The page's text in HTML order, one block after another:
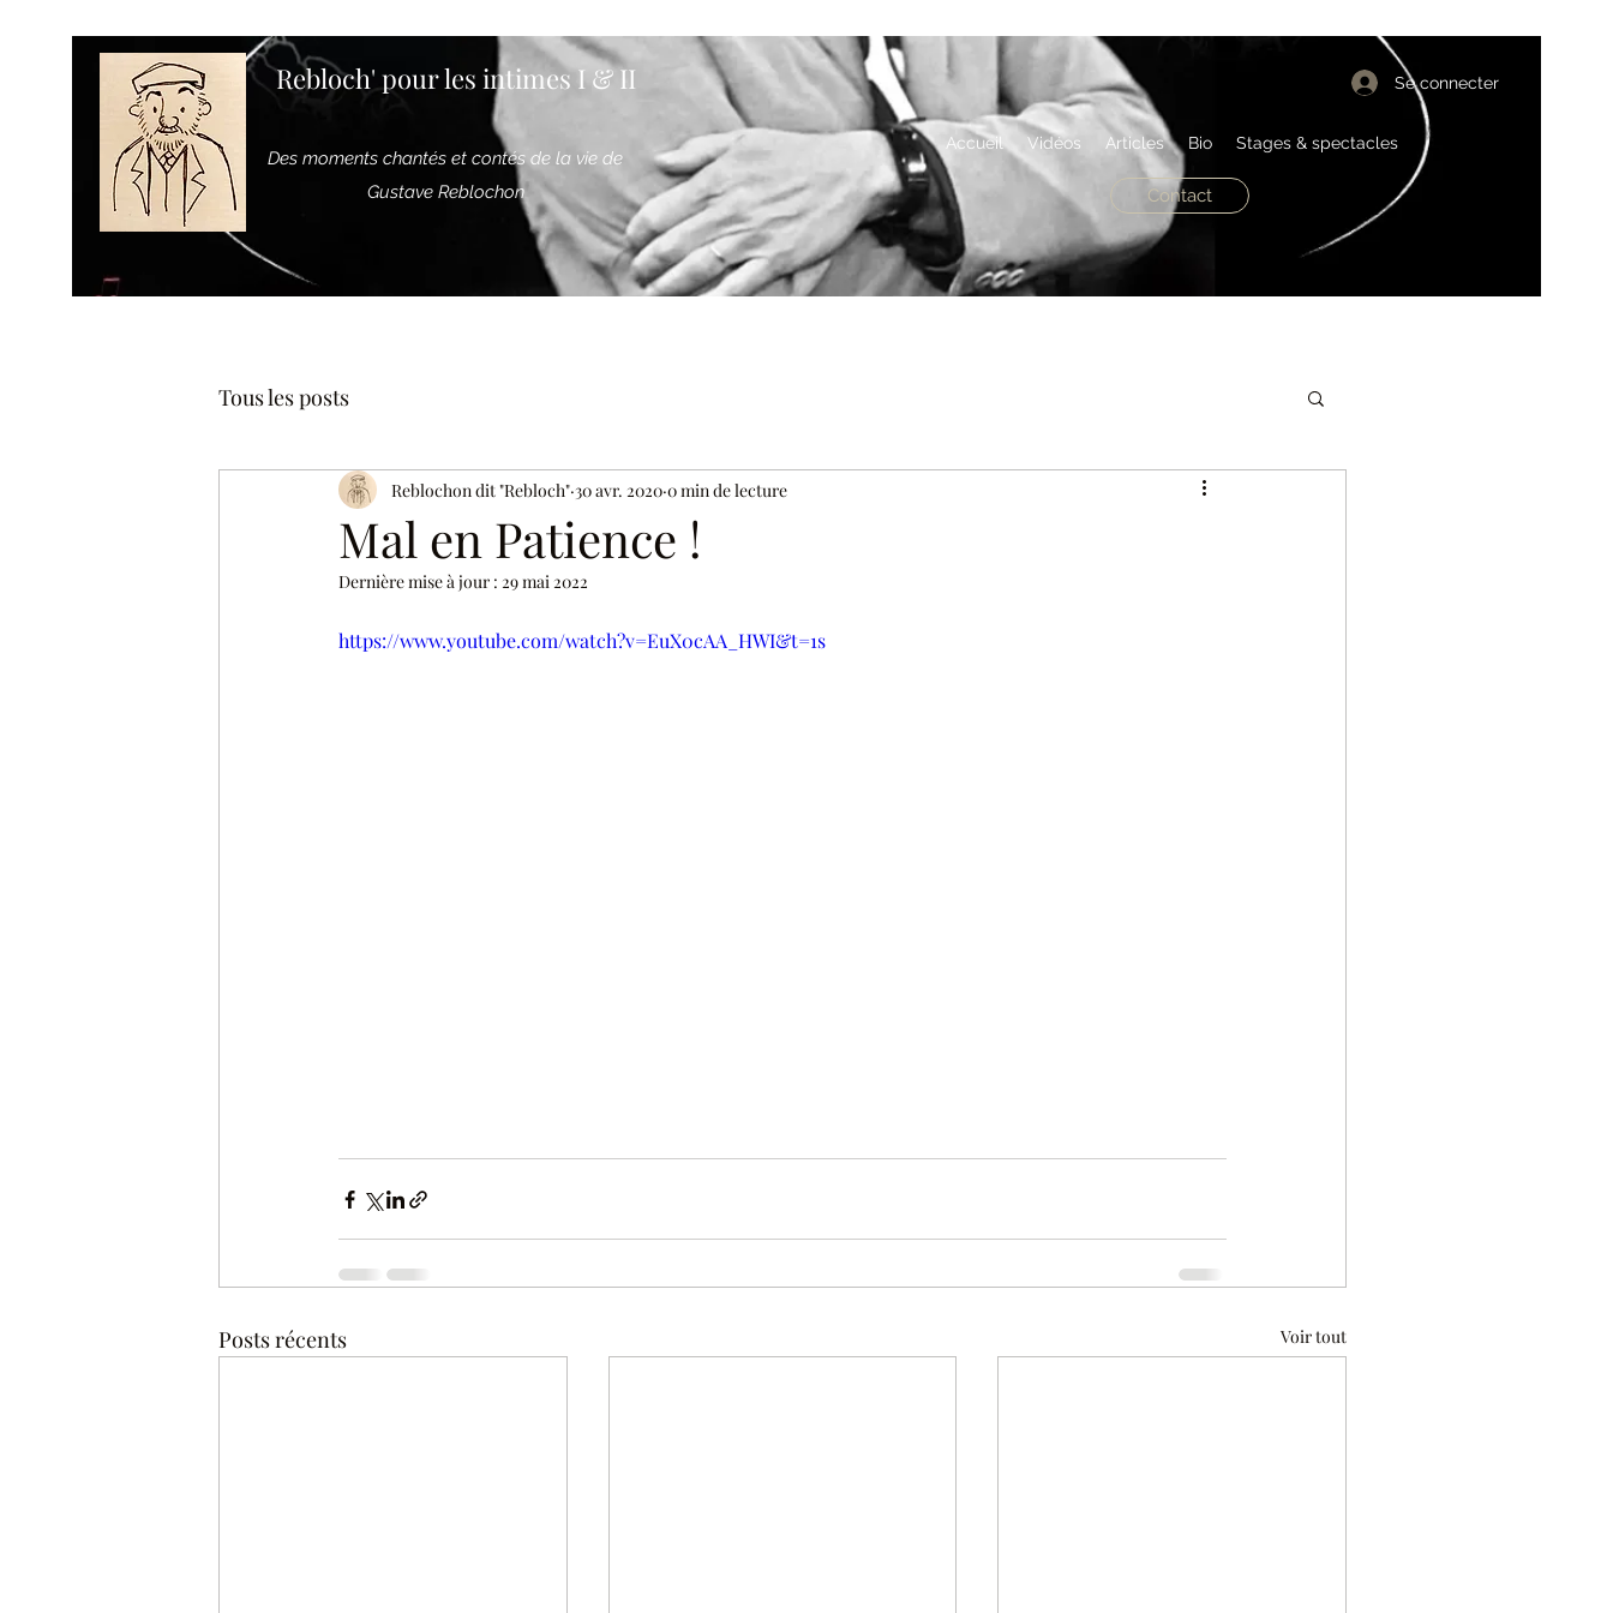
Rebloch' pour les intimes I & II
Des moments chantés et contés de la vie de
Gustave Reblochon
Se connecter
Accueil Vidéos Articles Bio Stages & spectacles
Contact
Tous les posts
Mal en Patience !
Reblochon dit "Rebloch" 30 avr. 2020 0 min de lecture
Dernière mise à jour : 29 mai 2022
https://www.youtube.com/watch?v=EuX0cAA_HWI&t=1s
Posts récents Voir tout